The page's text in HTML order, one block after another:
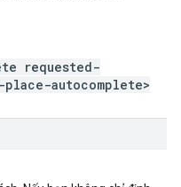
requested-
autocomplete>